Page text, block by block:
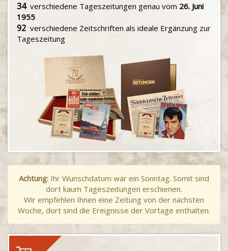
34verschiedene Tageszeitungen genau vom 26. Juni
1955
92 verschiedene Zeitschriften als ideale Ergänzung zur
Tageszeitung
Achtung: Ihr Wunschdatum war ein Sonntag. Somit sind
dort kaum Tageszeitungen erschienen.
Wir empfehlen Ihnen eine Zeitung von der nächsten
Woche, dort sind die Ereignisse der Vortage enthalten.